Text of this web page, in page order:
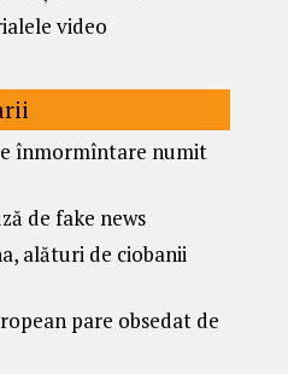
video
înmormîntare numit
de fake news
alături de ciobanii
pare obsedat de